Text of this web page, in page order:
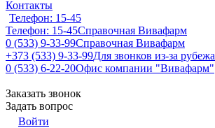
Контакты
Телефон: 15-45
Телефон: 15-45Справочная Вивафарм
0 (533) 9-33-99Справочная Вивафарм
+373 (533) 9-33-99Для звонков из-за рубежа
0 (533) 6-22-20Офис компании "Вивафарм"
Заказать звонок
Задать вопрос
Войти